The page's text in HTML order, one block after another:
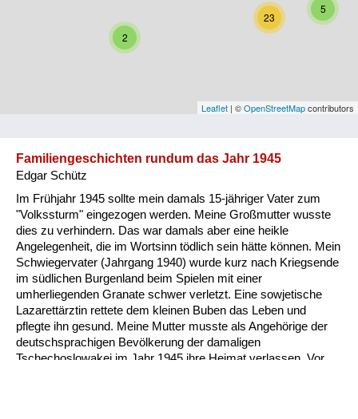
Vorarlberg
Besatzungsmächte
Frauen, Mütter, Kinder
Versorgung
Heimkehrer
Fluchtgeschichten
23
2
5
Leaflet | ©OpenStreetMapcontributors
Familiengeschichten rundum das Jahr 1945
Edgar Schütz
Im Frühjahr 1945 sollte mein damals 15-jähriger Vater zum
"Volkssturm" eingezogen werden. Meine Großmutter wusste
dies zu verhindern. Das war damals aber eine heikle
Angelegenheit, die im Wortsinn tödlich sein hätte können. Mein
Schwiegervater (Jahrgang 1940) wurde kurz nach Kriegsende
im südlichen Burgenland beim Spielen mit einer
umherliegenden Granate schwer verletzt. Eine sowjetische
Lazarettärztin rettete dem kleinen Buben das Leben und
pflegte ihn gesund. Meine Mutter musste als Angehörige der
deutschsprachigen Bevölkerung der damaligen
Tschechoslowakei im Jahr 1945 ihre Heimat verlassen. Vor